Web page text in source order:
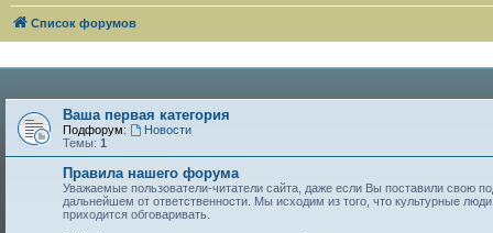
Список форумов
Ваша первая категория
Подфорум:
Новости
Темы: 1
Правила нашего форума
Уважаемые пользователи-читатели сайта, даже если Вы поставили свою
дальнейшем от ответственности. Мы исходим из того, что культурные
приходится обговаривать.